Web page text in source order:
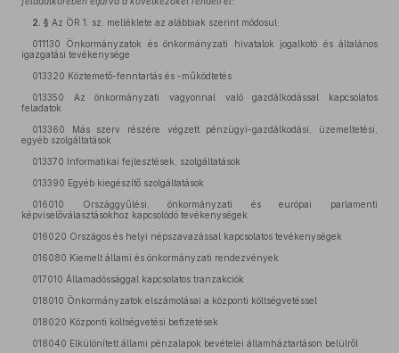
2. § Az ÖR 1. sz. melléklete az alábbiak szerint módosul:
011130 Önkormányzatok és önkormányzati hivatalok jogalkotó és általános
igazgatási tevékenysége
013320 Köztemető-fenntartás és -működtetés
013350 Az önkormányzati vagyonnal való gazdálkodással kapcsolatos
feladatok
013360 Más szerv részére végzett pénzügyi-gazdálkodási, üzemeltetési,
egyéb szolgáltatások
013370 Informatikai fejlesztések, szolgáltatások
013390 Egyéb kiegészítő szolgáltatások
016010 Országgyűlési, önkormányzati és európai parlamenti
képviselőválasztásokhoz kapcsolódó tevékenységek
016020 Országos és helyi népszavazással kapcsolatos tevékenységek
016080 Kiemelt állami és önkormányzati rendezvények
017010 Államadóssággal kapcsolatos tranzakciók
018010 Önkormányzatok elszámolásai a központi költségvetéssel
018020 Központi költségvetési befizetések
018040 Elkülönített állami pénzalapok bevételei államháztartáson belülről